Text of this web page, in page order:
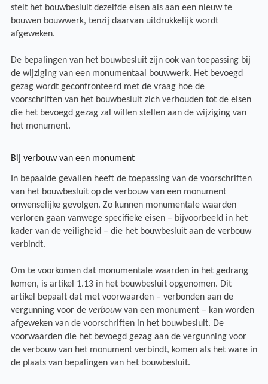
stelt het bouwbesluit dezelfde eisen als aan een nieuw te
bouwen bouwwerk, tenzij daarvan uitdrukkelijk wordt
afgeweken.
De bepalingen van het bouwbesluit zijn ook van toepassing bij
de wijziging van een monumentaal bouwwerk. Het bevoegd
gezag wordt geconfronteerd met de vraag hoe de
voorschriften van het bouwbesluit zich verhouden tot de eisen
die het bevoegd gezag zal willen stellen aan de wijziging van
het monument.
Bij verbouw van een monument
In bepaalde gevallen heeft de toepassing van de voorschriften
van het bouwbesluit op de verbouw van een monument
onwenselijke gevolgen. Zo kunnen monumentale waarden
verloren gaan vanwege specifieke eisen – bijvoorbeeld in het
kader van de veiligheid – die het bouwbesluit aan de verbouw
verbindt.
Om te voorkomen dat monumentale waarden in het gedrang
komen, is artikel 1.13 in het bouwbesluit opgenomen. Dit
artikel bepaalt dat met voorwaarden – verbonden aan de
vergunning voor de verbouwvan een monument – kan worden
afgeweken van de voorschriften in het bouwbesluit. De
voorwaarden die het bevoegd gezag aan de vergunning voor
de verbouw van het monument verbindt, komen als het ware in
de plaats van bepalingen van het bouwbesluit.